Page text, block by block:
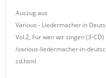
Auszug aus
Various - Liedermacher in
Vol.2, Für wen wir singen (3-CD)
/various-liedermacher-in-
cd.html